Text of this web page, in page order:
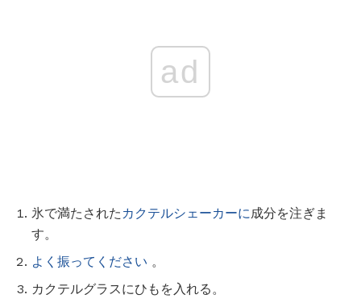
ad
氷で満たされた カクテルシェーカーに 成分を注ぎま
す。
よく振ってください 。
カクテルグラスにひもを入れる。